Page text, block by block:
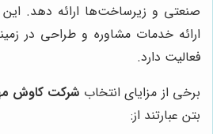
صنعتی و زیرساخت‌ها ارائه دهد.
ارائه خدمات مشاوره و طراحی در
فعالیت دارد.
برخی از مزایای انتخاب شرکت کاوش
بتن عبارتند از: